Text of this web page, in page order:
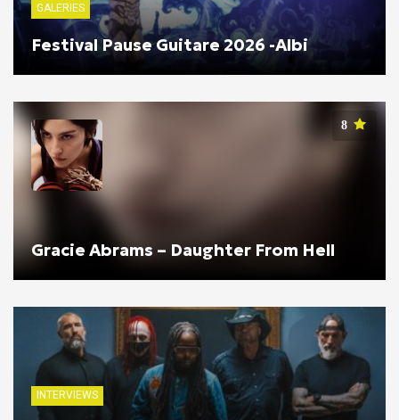
GALERIES
Festival Pause Guitare 2026 -Albi
8
Gracie Abrams – Daughter From Hell
INTERVIEWS